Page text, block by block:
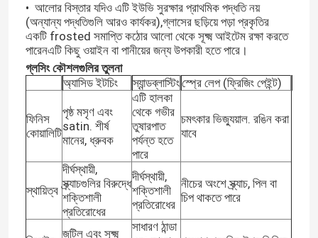
গ্লাস কাপ
জার বোতল ক্যাপ
গৃহস্থালি গ্লাসওয়্যার
• আলোর বিস্তার যদিও এটি ইউভি সুরক্ষার প্রাথমিক পদ্ধতি নয়
(অন্যান্য পদ্ধতিগুলি আরও কার্যকর),গ্লাসের ছড়িয়ে পড়া প্রকৃতির
একটি frosted সমাপ্তি কঠোর আলো থেকে সূক্ষ্ম আইটেম রক্ষা করতে
পারেনএটি কিছু ওয়াইন বা পানীয়ের জন্য উপকারী হতে পারে।
গ্লসিং কৌশলগুলির তুলনা
অ্যাসিড ইটচিং
স্যান্ডব্লাস্টিংস্প্রে লেপ (ফ্রিজিং পেইন্ট)
ফিনিস
কোয়ালিটি
পৃষ্ঠ মসৃণ এবং
satin. শীর্ষ
মানের, ধ্রুবক
এটি হালকা
থেকে গভীর
তুষারপাত
পর্যন্ত হতে
পারে
চমৎকার ভিজ্যুয়াল. রঙিন করা
যাবে
স্থায়িত্ব
দীর্ঘস্থায়ী,
স্ক্র্যাচগুলির বিরুদ্ধে
শক্তিশালী
প্রতিরোধের
দীর্ঘস্থায়ী,
শক্তিশালী
প্রতিরোধের
নীচের অংশে স্ক্র্যাচ, পিল বা
চিপ থাকতে পারে
জটিল এবং সূক্ষ্ম
সাধারণ ঠান্ডা